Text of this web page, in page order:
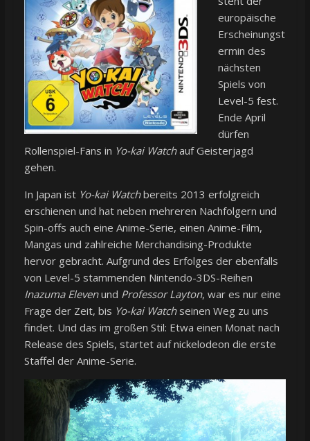
europäische
Erscheinungst
ermin des
nächsten
Spiels von
Level-5 fest.
Ende April
dürfen
Rollenspiel-Fans in Yo-kai Watchauf Geisterjagd
gehen.
In Japan ist Yo-kai Watchbereits 2013 erfolgreich
erschienen und hat neben mehreren Nachfolgern und
Spin-offs auch eine Anime-Serie, einen Anime-Film,
Mangas und zahlreiche Merchandising-Produkte
hervor gebracht. Aufgrund des Erfolges der ebenfalls
von Level-5 stammenden Nintendo-3DS-Reihen
Inazuma Elevenund Professor Layton, war es nur eine
Frage der Zeit, bis Yo-kai Watchseinen Weg zu uns
findet. Und das im großen Stil: Etwa einen Monat nach
Release des Spiels, startet auf nickelodeon die erste
Staffel der Anime-Serie.